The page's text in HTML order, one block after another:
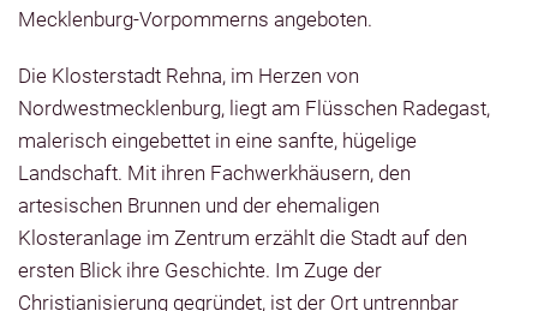
Mecklenburg-Vorpommerns angeboten.
Die Klosterstadt Rehna, im Herzen von
Nordwestmecklenburg, liegt am Flüsschen Radegast,
malerisch eingebettet in eine sanfte, hügelige
Landschaft. Mit ihren Fachwerkhäusern, den
artesischen Brunnen und der ehemaligen
Klosteranlage im Zentrum erzählt die Stadt auf den
ersten Blick ihre Geschichte. Im Zuge der
Christianisierung gegründet, ist der Ort untrennbar